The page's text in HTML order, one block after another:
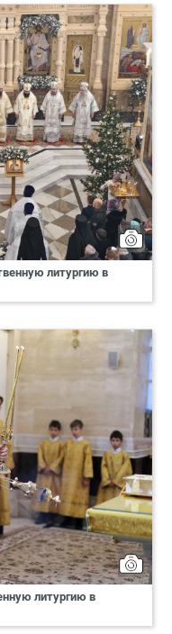
литургию в
литургию в